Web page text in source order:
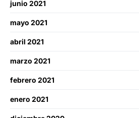
junio 2021
mayo 2021
abril 2021
marzo 2021
febrero 2021
enero 2021